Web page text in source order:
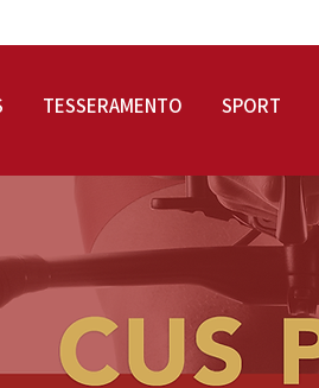
TESSERAMENTO SPORT